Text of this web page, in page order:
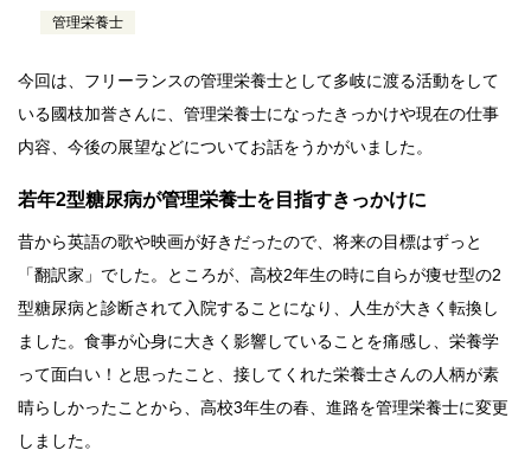
管理栄養士
今回は、フリーランスの管理栄養士として多岐に渡る活動をして
いる國枝加誉さんに、管理栄養士になったきっかけや現在の仕事
内容、今後の展望などについてお話をうかがいました。
若年2型糖尿病が管理栄養士を目指すきっかけに
昔から英語の歌や映画が好きだったので、将来の目標はずっと
「翻訳家」でした。ところが、高校2年生の時に自らが痩せ型の2
型糖尿病と診断されて入院することになり、人生が大きく転換し
ました。食事が心身に大きく影響していることを痛感し、栄養学
って面白い！と思ったこと、接してくれた栄養士さんの人柄が素
晴らしかったことから、高校3年生の春、進路を管理栄養士に変更
しました。